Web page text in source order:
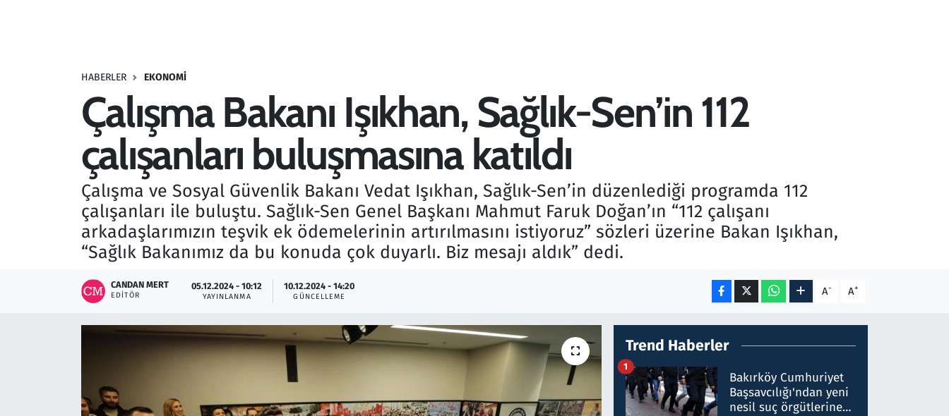
HABERLER EKONOMI
Çalışma Bakanı Işıkhan, Sağlık-Sen’in 112
çalışanları buluşmasına katıldı
Çalışma ve Sosyal Güvenlik Bakanı Vedat Işıkhan, Sağlık-Sen’in düzenlediği programda 112
çalışanları ile buluştu. Sağlık-Sen Genel Başkanı Mahmut Faruk Doğan’ın “112 çalışanı
arkadaşlarımızın teşvik ek ödemelerinin artırılmasını istiyoruz” sözleri üzerine Bakan Işıkhan,
“Sağlık Bakanımız da bu konuda çok duyarlı. Biz mesajı aldık” dedi.
CANDAN MERT
EDITÖR
05.12.2024 - 10:12
YAYINLANMA
10.12.2024 - 14:20
GÜNCELLEME A- A+
Trend Haberler
Bakırköy Cumhuriyet
Başsavcılığı'ndan yeni
nesil suç örgütlerine
1
Savunma Sanayi
Seçim 2023
Teknoloji ve Bilim
Televizyon